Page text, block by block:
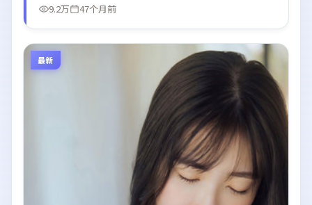
9.2万
47个月前
最新